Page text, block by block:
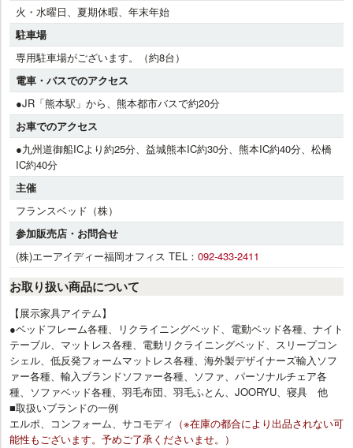
火・水曜日、夏期休暇、年末年始
駐車場
専用駐車場がございます。（約8台）
電車・バスでのアクセス
●JR「熊本駅」から、熊本都市バスで約20分
お車でのアクセス
●九州道御船ICより約25分、益城熊本IC約30分、熊本IC約40分、松橋
IC約40分
主催
フランスベッド（株）
参加販売店・お問合せ
(株)エーアイディー福岡オフィス TEL： 092-433-2411
お取り扱い商品について
【展示家具アイテム】
●ベッドフレーム各種、リクライニングベッド、電動ベッド各種、ナイト
テーブル、マットレス各種、電動リクライニングベッド、スリープコン
シェル、低反発フォームマットレス各種、海外製デザイナーズ輸入ソフ
ァー各種、輸入ブランドソファー各種、ソファ、パーソナルチェア各
種、ソファベッド各種、羽毛布団、羽毛ふとん、JOORYU、寝具 他
■取扱いブランドの一例
エルポ、コンフォーム、サコモディ （※在庫の都合により出品されない可
能性もございます。予めご了承くださいませ。）